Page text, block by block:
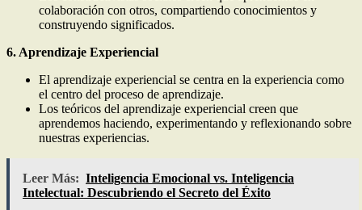
colaboración con otros, compartiendo conocimientos y
construyendo significados.
6. Aprendizaje Experiencial
El aprendizaje experiencial se centra en la experiencia como
el centro del proceso de aprendizaje.
Los teóricos del aprendizaje experiencial creen que
aprendemos haciendo, experimentando y reflexionando sobre
nuestras experiencias.
Leer Más: Inteligencia Emocional vs. Inteligencia
Intelectual: Descubriendo el Secreto del Éxito